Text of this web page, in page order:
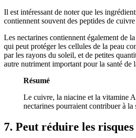
Il est intéressant de noter que les
contiennent souvent des peptides de
Les nectarines contiennent également de
qui peut protéger les cellules de la peau
par les rayons du soleil, et de petites
autre nutriment important pour la santé de
Résumé
Le cuivre, la niacine et la vitamine
nectarines pourraient contribuer à la
7. Peut réduire les risques